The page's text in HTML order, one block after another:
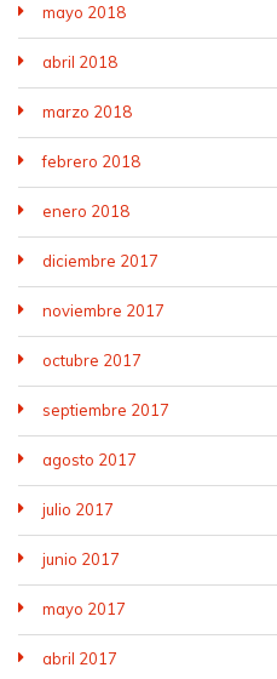
mayo 2018
abril 2018
marzo 2018
febrero 2018
enero 2018
diciembre 2017
noviembre 2017
octubre 2017
septiembre 2017
agosto 2017
julio 2017
junio 2017
mayo 2017
abril 2017